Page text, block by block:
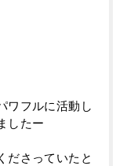
ワフルに活動し
したー
ださっていたと